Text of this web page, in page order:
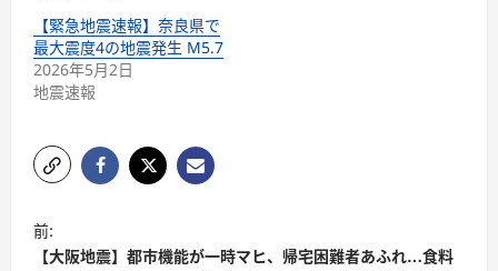
【緊急地震速報】奈良県で
最大震度4の地震発生 M5.7
2026年5月2日
地震速報
前:
【大阪地震】都市機能が一時マヒ、帰宅困難者あふれ…食料